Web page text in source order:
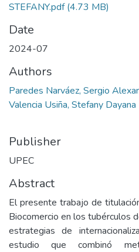
STEFANY.pdf(4.73 MB)
Date
2024-07
Authors
Paredes Narváez, Sergio
Valencia Usiña, Stefany Dayana
Publisher
UPEC
Abstract
El presente trabajo de
Biocomercio en los tubérculos
estrategias de
estudio que combinó